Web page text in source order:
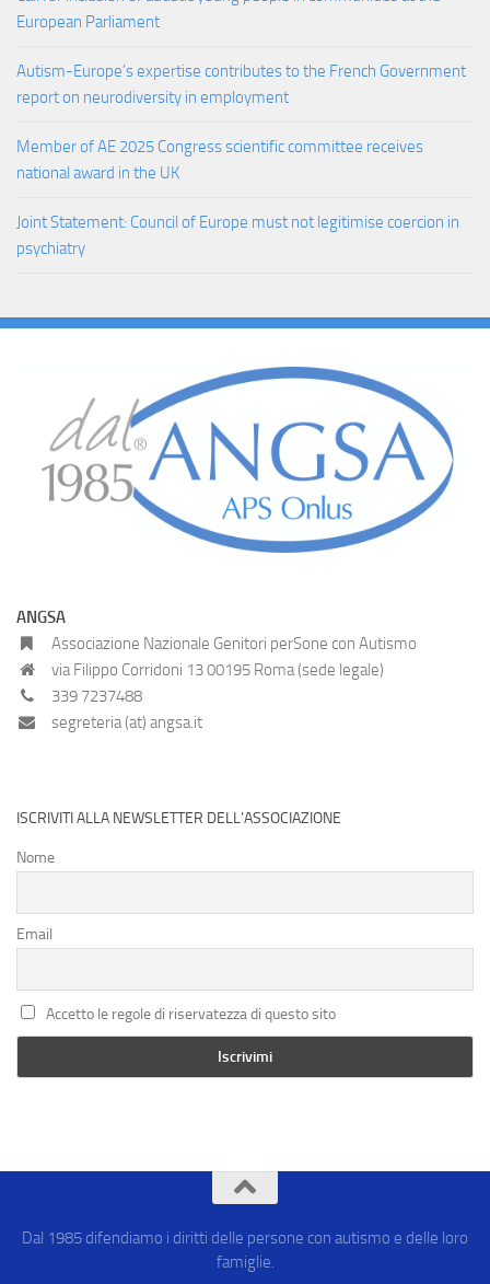
European Parliament
Autism-Europe’s expertise contributes to the French Government
report on neurodiversity in employment
Member of AE 2025 Congress scientific committee receives
national award in the UK
Joint Statement: Council of Europe must not legitimise coercion in
psychiatry
ANGSA
Associazione Nazionale Genitori perSone con Autismo
via Filippo Corridoni 13 00195 Roma (sede legale)
339 7237488
segreteria (at) angsa.it
ISCRIVITI ALLA NEWSLETTER DELL’ASSOCIAZIONE
Nome
Email
Accetto le regole di riservatezza di questo sito
Dal 1985 difendiamo i diritti delle persone con autismo e delle loro
famiglie.